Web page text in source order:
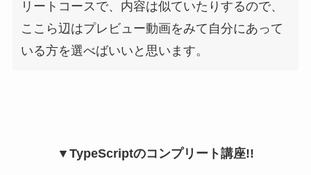
リートコースで、内容は似ていたりするので、
ここら辺はプレビュー動画をみて自分にあって
いる方を選べばいいと思います。
▼TypeScriptのコンプリート講座!!